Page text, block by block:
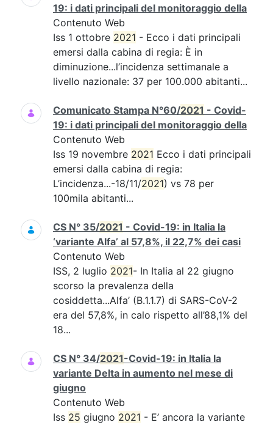
19: i dati principali del monitoraggio della
Contenuto Web
Iss 1 ottobre 2021 - Ecco i dati principali
emersi dalla cabina di regia: È in
diminuzione...l’incidenza settimanale a
livello nazionale: 37 per 100.000 abitanti...
Comunicato Stampa N°60/2021 - Covid-
19: i dati principali del monitoraggio della
Contenuto Web
Iss 19 novembre 2021 Ecco i dati principali
emersi dalla cabina di regia:
L’incidenza...-18/11/2021) vs 78 per
100mila abitanti...
CS N° 35/2021 - Covid-19: in Italia la
‘variante Alfa’ al 57,8%, il 22,7% dei casi
Contenuto Web
ISS, 2 luglio 2021- In Italia al 22 giugno
scorso la prevalenza della
cosiddetta...Alfa’ (B.1.1.7) di SARS-CoV-2
era del 57,8%, in calo rispetto all’88,1% del
18...
CS N° 34/2021-Covid-19: in Italia la
variante Delta in aumento nel mese di
giugno
Contenuto Web
Iss 25 giugno 2021 - E’ ancora la variante